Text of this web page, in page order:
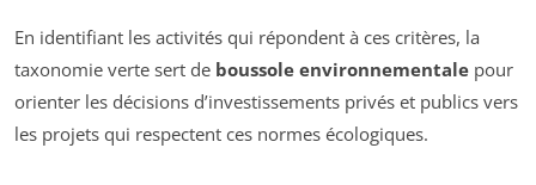
En identifiant les activités qui répondent à ces critères, la
taxonomie verte sert de boussole environnementale pour
orienter les décisions d’investissements privés et publics vers
les projets qui respectent ces normes écologiques.